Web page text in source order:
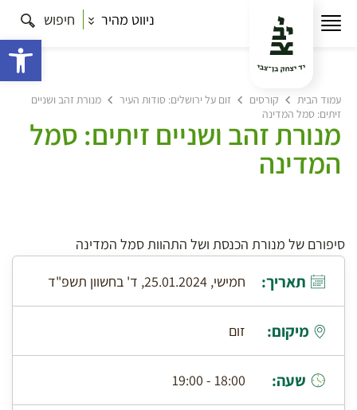
ניווט מהיר חיפוש
עמוד הבית קורסים זום על ירושלים: סודות העיר
מנורת זהב ושניים
זיתים: סמל המדינה
מנורת זהב ושניים זיתים: סמל
המדינה
סיפורם של מנורת הכנסת ושל התהוות סמל המדינה
תאריך: חמישי, 25.01.2024, ד' בחשוון תשפ"ד
מיקום: זום
שעה: 18:00 - 19:00